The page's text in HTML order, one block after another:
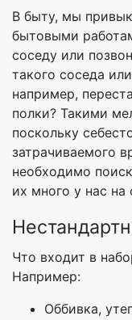
В быту, мы
бытовыми
соседу или
такого соседа
например,
полки? Такими
поскольку
затрачиваемого
необходимо
их много у нас на
Что входит в
Например:
Оббивка,